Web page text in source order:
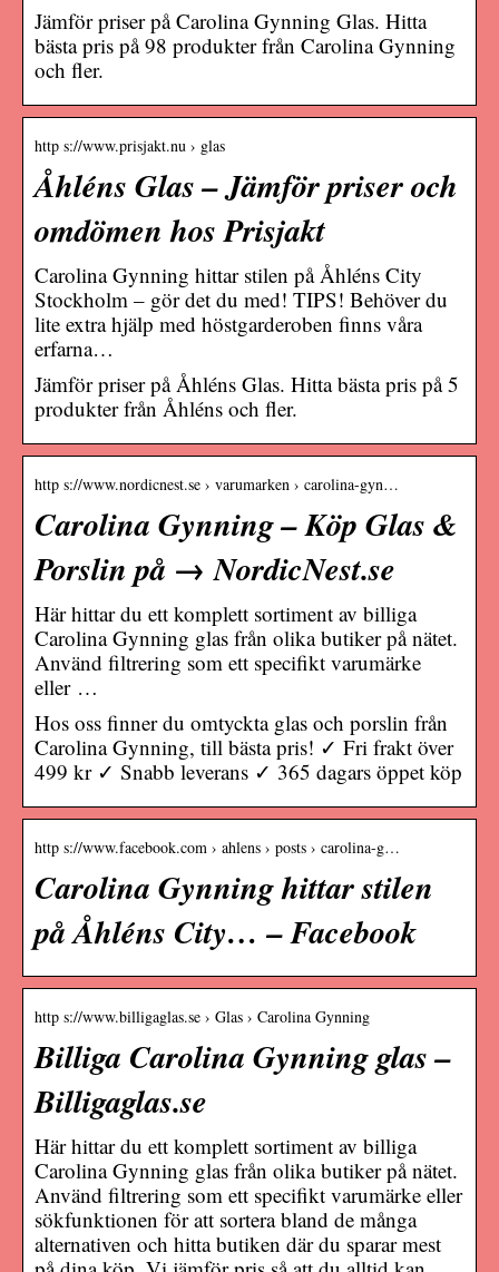
Jämför priser på Carolina Gynning Glas. Hitta
bästa pris på 98 produkter från Carolina Gynning
och fler.
http s://www.prisjakt.nu › glas
Åhléns Glas – Jämför priser och
omdömen hos Prisjakt
Carolina Gynning hittar stilen på Åhléns City
Stockholm – gör det du med! TIPS! Behöver du
lite extra hjälp med höstgarderoben finns våra
erfarna…
Jämför priser på Åhléns Glas. Hitta bästa pris på 5
produkter från Åhléns och fler.
http s://www.nordicnest.se › varumarken › carolina-gyn…
Carolina Gynning – Köp Glas &
Porslin på → NordicNest.se
Här hittar du ett komplett sortiment av billiga
Carolina Gynning glas från olika butiker på nätet.
Använd filtrering som ett specifikt varumärke
eller …
Hos oss finner du omtyckta glas och porslin från
Carolina Gynning, till bästa pris! ✓ Fri frakt över
499 kr ✓ Snabb leverans ✓ 365 dagars öppet köp
http s://www.facebook.com › ahlens › posts › carolina-g…
Carolina Gynning hittar stilen
på Åhléns City… – Facebook
http s://www.billigaglas.se › Glas › Carolina Gynning
Billiga Carolina Gynning glas –
Billigaglas.se
Här hittar du ett komplett sortiment av billiga
Carolina Gynning glas från olika butiker på nätet.
Använd filtrering som ett specifikt varumärke eller
sökfunktionen för att sortera bland de många
alternativen och hitta butiken där du sparar mest